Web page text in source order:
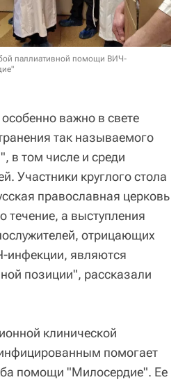
паллиативной помощи ВИЧ-
важно в свете
так называемого
в том числе и среди
Участники круглого стола
православная церковь
течение, а выступления
отрицающих
инфекции, являются
позиции", рассказали
клинической
помогает
помощи "Милосердие". Ее